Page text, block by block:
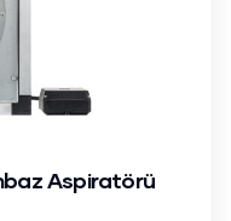
Aspiratörü